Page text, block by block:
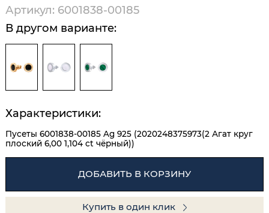
Артикул: 6001838-00185
В другом варианте:
Характеристики:
Пусеты 6001838-00185 Ag 925 (2020248375973(2 Агат круг
плоский 6,00 1,104 ct чёрный))
ДОБАВИТЬ В КОРЗИНУ
Купить в один клик